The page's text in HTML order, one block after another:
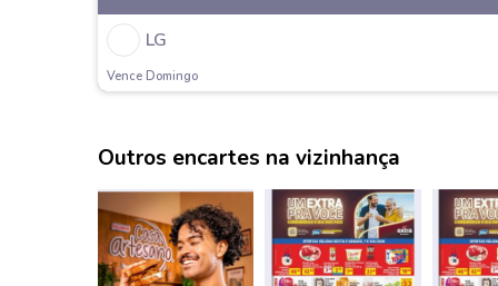
LG
Vence Domingo
Outros encartes na vizinhança